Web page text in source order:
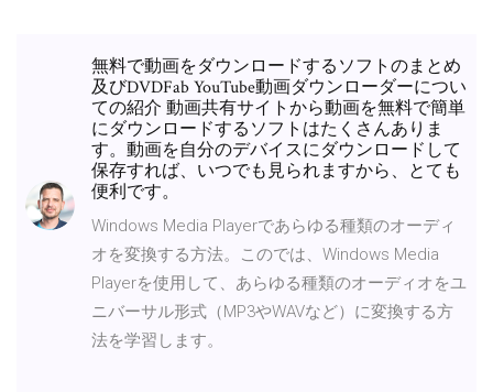
無料で動画をダウンロードするソフトのまとめ
及びDVDFab YouTube動画ダウンローダーについ
ての紹介 動画共有サイトから動画を無料で簡単
にダウンロードするソフトはたくさんありま
す。動画を自分のデバイスにダウンロードして
保存すれば、いつでも見られますから、とても
便利です。
Windows Media Playerであらゆる種類のオーディ
オを変換する方法。このでは、Windows Media
Playerを使用して、あらゆる種類のオーディオをユ
ニバーサル形式（MP3やWAVなど）に変換する方
法を学習します。